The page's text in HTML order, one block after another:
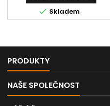
 Skladem
PRODUKTY
NAŠE SPOLEČNOST